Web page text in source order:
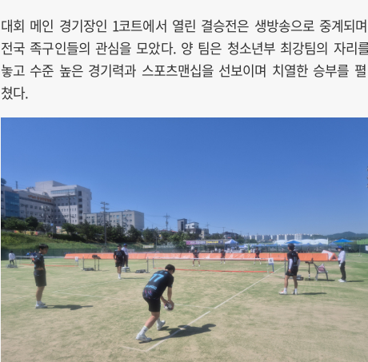
대회 메인 경기장인 1코트에서 열린 결승전은 생방송으로 중계되며
전국 족구인들의 관심을 모았다. 양 팀은 청소년부 최강팀의 자리
놓고 수준 높은 경기력과 스포츠맨십을 선보이며 치열한 승부를 펼
쳤다.